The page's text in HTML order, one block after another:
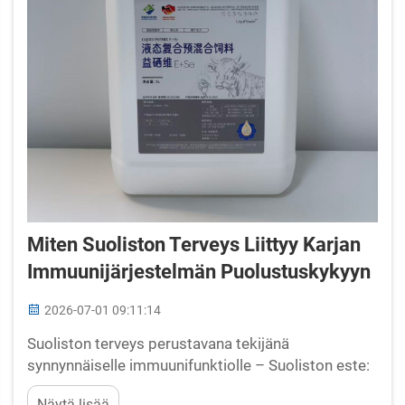
Miten Suoliston Terveys Liittyy Karjan
Immuunijärjestelmän Puolustuskykyyn
2026-07-01 09:11:14
Suoliston terveys perustavana tekijänä
synnynnäiselle immuunifunktiolle – Suoliston este:
synnynnäisen immuunipuolustuksen ensimmäinen